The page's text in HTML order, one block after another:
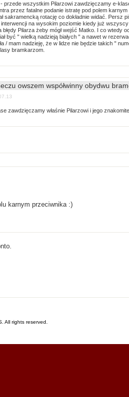
przede wszystkim Pilarzowi zawdzięczamy e-
przez fatalne podanie istratę pod polem
sakramencką rotację co dokładnie widać. Persz
interwencji na wysokim poziomie kiedy już
błędy Pilarza żeby mógł wejść Matko. I co wtedy
być " wielką nadzieją białych " a nawet w
/ mam nadzieję, że w lidze nie będzie takich "
bramkarzom.
owszem współwinny obydwu
zawdzięczamy właśnie Pilarzowi i jego
karnym przeciwnika :)
All rights reserved.